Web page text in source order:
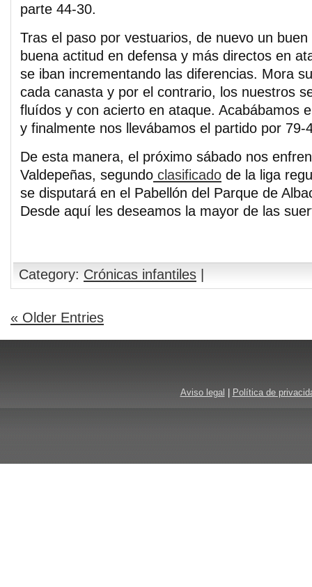
parte 44-30.
Tras el paso por vestuarios, de nuevo un
buena actitud en defensa y más directos en
se iban incrementando las diferencias. Mora
cada canasta y por el contrario, los nuestros
fluídos y con acierto en ataque. Acabábamos
y finalmente nos llevábamos el partido por 79-
De esta manera, el próximo sábado nos
Valdepeñas, segundo clasificado de la liga
se disputará en el Pabellón del Parque de
Desde aquí les deseamos la mayor de las
Category: Crónicas infantiles
« Older Entries
Aviso legal | Política de